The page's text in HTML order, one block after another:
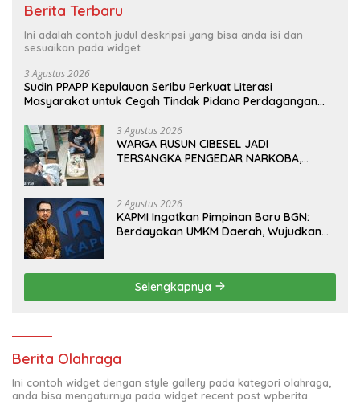
Berita Terbaru
Ini adalah contoh judul deskripsi yang bisa anda isi dan
sesuaikan pada widget
3 Agustus 2026
Sudin PPAPP Kepulauan Seribu Perkuat Literasi
Masyarakat untuk Cegah Tindak Pidana Perdagangan
3 Agustus 2026
WARGA RUSUN CIBESEL JADI
TERSANGKA PENGEDAR NARKOBA,
2 Agustus 2026
KAPMI Ingatkan Pimpinan Baru BGN:
Berdayakan UMKM Daerah, Wujudkan
Selengkapnya
Berita Olahraga
Ini contoh widget dengan style gallery pada kategori olahraga,
anda bisa mengaturnya pada widget recent post wpberita.